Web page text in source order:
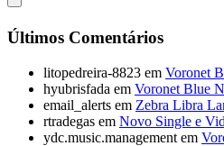
Últimos Comentários
litopedreira-8823 em Voronet
hyubrisfada em Voronet Blue
email_alerts em Zebra Libra
rtradegas em Novo Single e
ydc.music.management em